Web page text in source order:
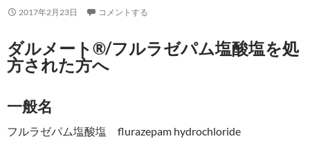
2017年2月23日 コメントする
ダルメート®/フルラゼパム塩酸塩を処
方された方へ
一般名
フルラゼパム塩酸塩 flurazepam hydrochloride